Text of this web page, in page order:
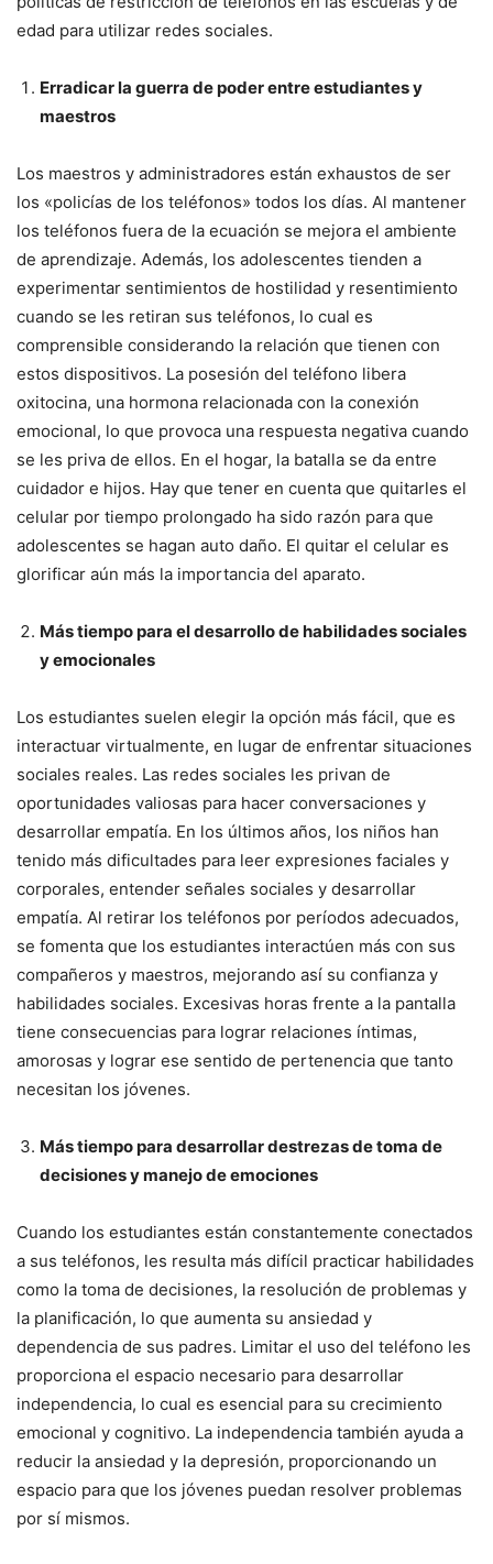
edad para utilizar redes sociales.
Erradicar la guerra de poder entre estudiantes y
maestros
Los maestros y administradores están exhaustos de ser
los «policías de los teléfonos» todos los días. Al mantener
los teléfonos fuera de la ecuación se mejora el ambiente
de aprendizaje. Además, los adolescentes tienden a
experimentar sentimientos de hostilidad y resentimiento
cuando se les retiran sus teléfonos, lo cual es
comprensible considerando la relación que tienen con
estos dispositivos. La posesión del teléfono libera
oxitocina, una hormona relacionada con la conexión
emocional, lo que provoca una respuesta negativa cuando
se les priva de ellos. En el hogar, la batalla se da entre
cuidador e hijos. Hay que tener en cuenta que quitarles el
celular por tiempo prolongado ha sido razón para que
adolescentes se hagan auto daño. El quitar el celular es
glorificar aún más la importancia del aparato.
Más tiempo para el desarrollo de habilidades sociales
y emocionales
Los estudiantes suelen elegir la opción más fácil, que es
interactuar virtualmente, en lugar de enfrentar situaciones
sociales reales. Las redes sociales les privan de
oportunidades valiosas para hacer conversaciones y
desarrollar empatía. En los últimos años, los niños han
tenido más dificultades para leer expresiones faciales y
corporales, entender señales sociales y desarrollar
empatía. Al retirar los teléfonos por períodos adecuados,
se fomenta que los estudiantes interactúen más con sus
compañeros y maestros, mejorando así su confianza y
habilidades sociales. Excesivas horas frente a la pantalla
tiene consecuencias para lograr relaciones íntimas,
amorosas y lograr ese sentido de pertenencia que tanto
necesitan los jóvenes.
Más tiempo para desarrollar destrezas de toma de
decisiones y manejo de emociones
Cuando los estudiantes están constantemente conectados
a sus teléfonos, les resulta más difícil practicar habilidades
como la toma de decisiones, la resolución de problemas y
la planificación, lo que aumenta su ansiedad y
dependencia de sus padres. Limitar el uso del teléfono les
proporciona el espacio necesario para desarrollar
independencia, lo cual es esencial para su crecimiento
emocional y cognitivo. La independencia también ayuda a
reducir la ansiedad y la depresión, proporcionando un
espacio para que los jóvenes puedan resolver problemas
por sí mismos.